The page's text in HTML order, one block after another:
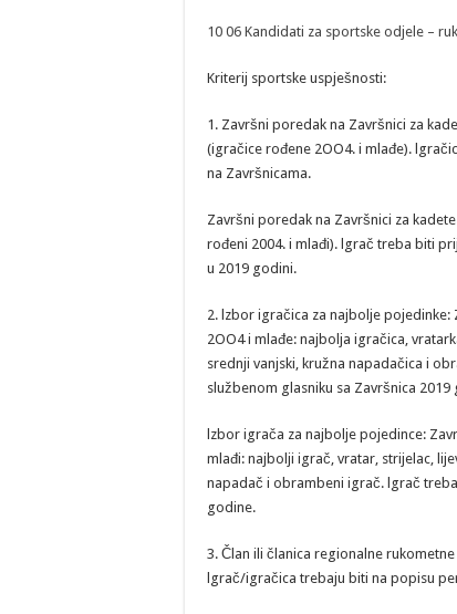
10 06 Kandidati za sportske odjele –
Kriterij sportske uspješnosti:
1. Završni poredak na Završnici za
(igračice rođene 2OO4. i mlađe).
na Završnicama.
Završni poredak na Završnici za
rođeni 2004. i mlađi). lgrač treba biti
u 2019 godini.
2. lzbor igračica za najbolje pojedinke:
2OO4 i mlađe: najbolja igračica,
srednji vanjski, kružna napadačica i
službenom glasniku sa Završnica 2019
lzbor igrača za najbolje pojedince:
mlađi: najbolji igrač, vratar, strijelac,
napadač i obrambeni igrač. lgrač
godine.
3. Član ili članica regionalne
lgrač/igračica trebaju biti na popisu